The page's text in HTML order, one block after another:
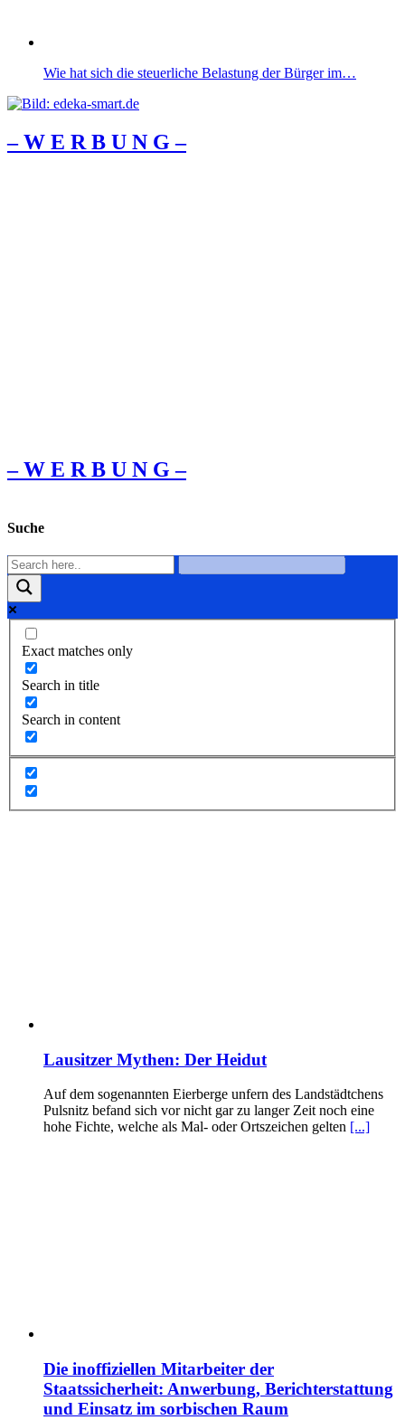
Wie hat sich die steuerliche Belastung der Bürger im…
– W Ε R Β U Ν G –
– W Ε R Β U Ν G –
Suche
Exact matches only
Search in title
Search in content
Lausitzer Mythen: Der Heidut
Auf dem sogenannten Eierberge unfern des Landstädtchens
Pulsnitz befand sich vor nicht gar zu langer Zeit noch eine
hohe Fichte, welche als Mal- oder Ortszeichen gelten [...]
Die inoffiziellen Mitarbeiter der
Staatssicherheit: Anwerbung, Berichterstattung
und Einsatz im sorbischen Raum